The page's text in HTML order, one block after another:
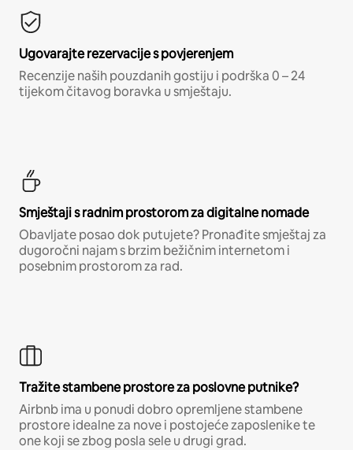
Ugovarajte rezervacije s povjerenjem
Recenzije naših pouzdanih gostiju i podrška 0 – 24
tijekom čitavog boravka u smještaju.
Smještaji s radnim prostorom za digitalne nomade
Obavljate posao dok putujete? Pronađite smještaj za
dugoročni najam s brzim bežičnim internetom i
posebnim prostorom za rad.
Tražite stambene prostore za poslovne putnike?
Airbnb ima u ponudi dobro opremljene stambene
prostore idealne za nove i postojeće zaposlenike te
one koji se zbog posla sele u drugi grad.